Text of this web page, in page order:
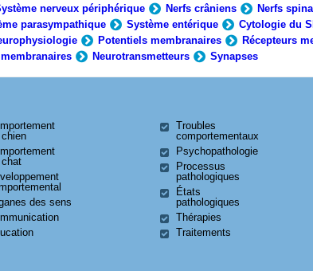
nerveux périphérique Nerfs crâniens Nerfs
parasympathique Système entérique Cytologie du
Potentiels membranaires Récepteurs
membranaires
Neurotransmetteurs Synapses
des sens
Troubles
comportementaux
Psychopathologie
Processus
pathologiques
États
pathologiques
Thérapies
Traitements